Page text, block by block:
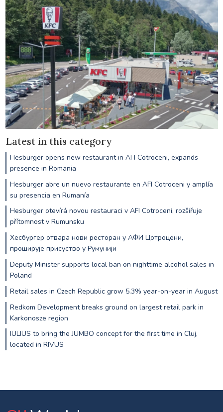
Latest in this category
Hesburger opens new restaurant in AFI Cotroceni, expands
presence in Romania
Hesburger abre un nuevo restaurante en AFI Cotroceni y amplía
su presencia en Rumanía
Hesburger otevírá novou restauraci v AFI Cotroceni, rozšiřuje
přítomnost v Rumunsku
Хесбургер отвара нови ресторан у АФИ Цотроцени,
проширује присуство у Румунији
Deputy Minister supports local ban on nighttime alcohol sales in
Poland
Retail sales in Czech Republic grow 5.3% year-on-year in August
Redkom Development breaks ground on largest retail park in
Karkonosze region
IULIUS to bring the JUMBO concept for the first time in Cluj,
located in RIVUS